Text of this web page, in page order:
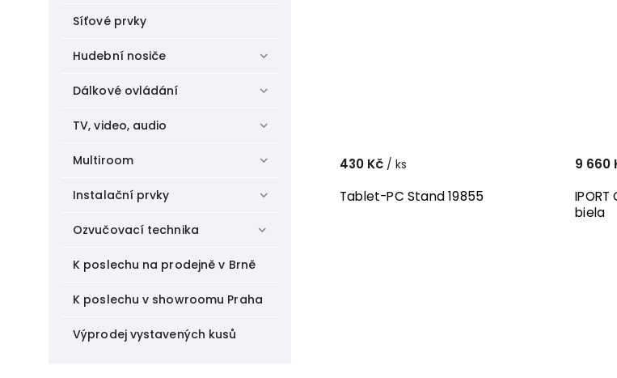
Síťové prvky
Hudební nosiče
Dálkové ovládání
TV, video, audio
Multiroom
Instalační prvky
Ozvučovací technika
K poslechu na prodejně v Brně
K poslechu v showroomu Praha
Výprodej vystavených kusů
Tablet-PC Stand 19855
430 Kč / ks
IPORT
biela
9 660